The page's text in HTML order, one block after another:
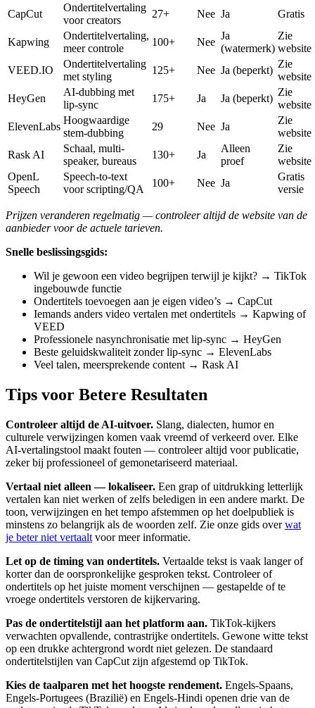
CapCut
Ondertitelvertaling
voor creators
27+ Nee Ja Gratis
Kapwing
Ondertitelvertaling,
meer controle
100+ Nee
Ja
(watermerk)
Zie
website
VEED.IO
Ondertitelvertaling
met styling
125+ Nee Ja (beperkt)
Zie
website
HeyGen
AI-dubbing met
lip-sync
175+ Ja Ja (beperkt)
Zie
website
ElevenLabs
Hoogwaardige
stem-dubbing
29 Nee Ja
Zie
website
Rask AI
Schaal, multi-
speaker, bureaus
130+ Ja
Alleen
proef
Zie
website
OpenL
Speech
Speech-to-text
voor scripting/QA
100+ Nee Ja
Gratis
versie
Prijzen veranderen regelmatig — controleer altijd de website van de
aanbieder voor de actuele tarieven.
Snelle beslissingsgids:
Wil je gewoon een video begrijpen terwijl je kijkt? → TikTok
ingebouwde functie
Ondertitels toevoegen aan je eigen video’s → CapCut
Iemands anders video vertalen met ondertitels → Kapwing of
VEED
Professionele nasynchronisatie met lip-sync → HeyGen
Beste geluidskwaliteit zonder lip-sync → ElevenLabs
Veel talen, meersprekende content → Rask AI
Tips voor Betere Resultaten
Controleer altijd de AI-uitvoer. Slang, dialecten, humor en
culturele verwijzingen komen vaak vreemd of verkeerd over. Elke
AI-vertalingstool maakt fouten — controleer altijd voor publicatie,
zeker bij professioneel of gemonetariseerd materiaal.
Vertaal niet alleen — lokaliseer. Een grap of uitdrukking letterlijk
vertalen kan niet werken of zelfs beledigen in een andere markt. De
toon, verwijzingen en het tempo afstemmen op het doelpubliek is
minstens zo belangrijk als de woorden zelf. Zie onze gids overwat
je beter niet vertaalt voor meer informatie.
Let op de timing van ondertitels. Vertaalde tekst is vaak langer of
korter dan de oorspronkelijke gesproken tekst. Controleer of
ondertitels op het juiste moment verschijnen — gestapelde of te
vroege ondertitels verstoren de kijkervaring.
Pas de ondertitelstijl aan het platform aan. TikTok-kijkers
verwachten opvallende, contrastrijke ondertitels. Gewone witte tekst
op een drukke achtergrond wordt niet gelezen. De standaard
ondertitelstijlen van CapCut zijn afgestemd op TikTok.
Kies de taalparen met het hoogste rendement. Engels-Spaans,
Engels-Portugees (Brazilië) en Engels-Hindi openen drie van de